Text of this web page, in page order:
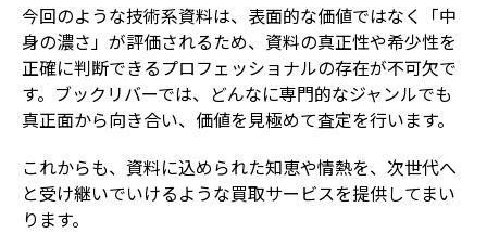
今回のような技術系資料は、表面的な価値ではなく「中
身の濃さ」が評価されるため、資料の真正性や希少性を
正確に判断できるプロフェッショナルの存在が不可欠で
す。ブックリバーでは、どんなに専門的なジャンルでも
真正面から向き合い、価値を見極めて査定を行います。
これからも、資料に込められた知恵や情熱を、次世代へ
と受け継いでいけるような買取サービスを提供してまい
ります。